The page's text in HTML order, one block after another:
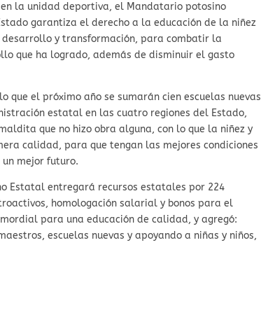
la unidad deportiva, el Mandatario potosino
garantiza el derecho a la educación de la niñez
y transformación, para combatir la
que ha logrado, además de disminuir el gasto
que el próximo año se sumarán cien escuelas nuevas
estatal en las cuatro regiones del Estado,
que no hizo obra alguna, con lo que la niñez y
calidad, para que tengan las mejores condiciones
mejor futuro.
Estatal entregará recursos estatales por 224
homologación salarial y bonos para el
para una educación de calidad, y agregó:
escuelas nuevas y apoyando a niñas y niños,